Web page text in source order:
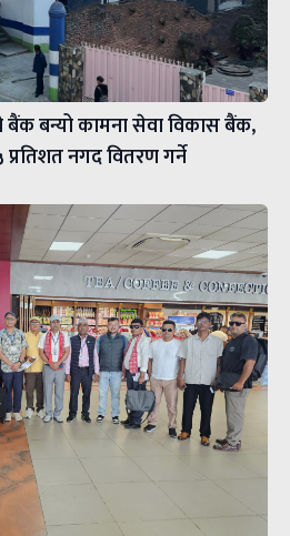
बैंक बन्यो कामना सेवा विकास बैंक,
नगद वितरण गर्ने